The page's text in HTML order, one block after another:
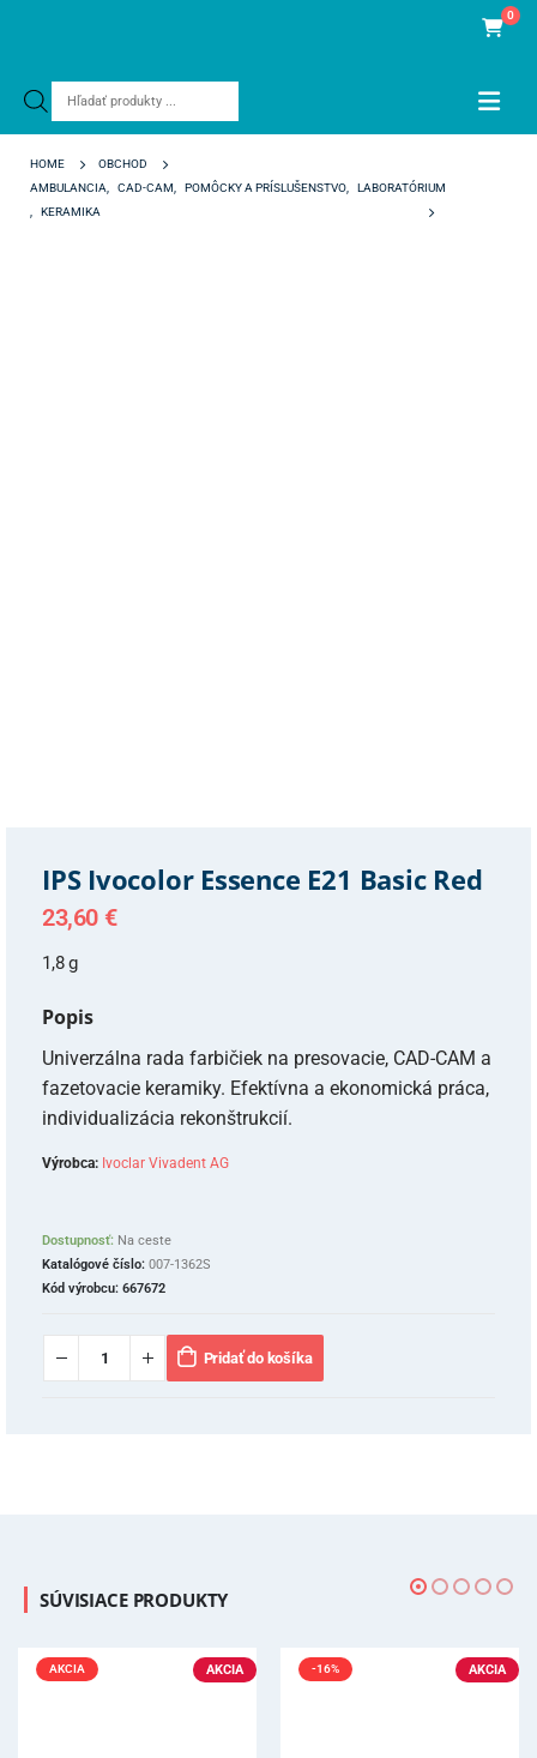
Products
0
HOME
OBCHOD
AMBULANCIA
CAD-CAM POMÔCKY A PRÍSLUŠENSTVO
LABORATÓRIUM
KERAMIKA
IPS Ivocolor Essence E21 Basic Red
23,60 €
1,8 g
Popis
Univerzálna rada farbičiek na presovacie, CAD-CAM a
fazetovacie keramiky. Efektívna a ekonomická práca,
individualizácia rekonštrukcií.
Výrobca: Ivoclar Vivadent AG
Dostupnosť: Na ceste
Katalógové číslo: 007-1362S
Kód výrobcu: 667672
Pridať do košíka
SÚVISIACE PRODUKTY
AKCIA
AKCIA AKCIA
-16%